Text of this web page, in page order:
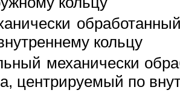
кольцу
механически
центрируемый по